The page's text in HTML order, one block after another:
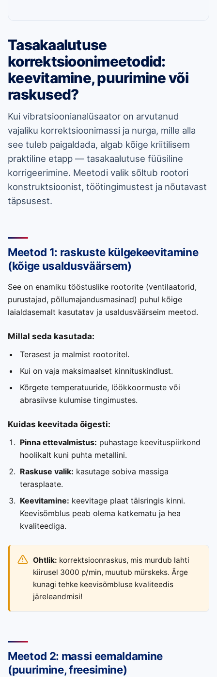
Tasakaalutuse
korrektsioonimeetodid:
keevitamine, puurimine või
raskused?
Kui vibratsioonianalüsaator on arvutanud
vajaliku korrektsioonimassi ja nurga, mille alla
see tuleb paigaldada, algab kõige kriitilisem
praktiline etapp — tasakaalutuse füüsiline
korrigeerimine. Meetodi valik sõltub rootori
konstruktsioonist, töötingimustest ja nõutavast
täpsusest.
Meetod 1: raskuste külgekeevitamine
(kõige usaldusväärsem)
See on enamiku tööstuslike rootorite (ventilaatorid,
purustajad, põllumajandusmasinad) puhul kõige
laialdasemalt kasutatav ja usaldusväärseim meetod.
Millal seda kasutada:
Terasest ja malmist rootoritel.
Kui on vaja maksimaalset kinnituskindlust.
Kõrgete temperatuuride, löökkoormuste või
abrasiivse kulumise tingimustes.
Kuidas keevitada õigesti:
Pinna ettevalmistus: puhastage keevituspiirkond
hoolikalt kuni puhta metallini.
Raskuse valik: kasutage sobiva massiga
terasplaate.
Keevitamine: keevitage plaat täisringis kinni.
Keevisõmblus peab olema katkematu ja hea
kvaliteediga.
Ohtlik: korrektsioonraskus, mis murdub lahti
kiirusel 3000 p/min, muutub mürskeks. Ärge
kunagi tehke keevisõmbluse kvaliteedis
järeleandmisi!
Meetod 2: massi eemaldamine
(puurimine, freesimine)